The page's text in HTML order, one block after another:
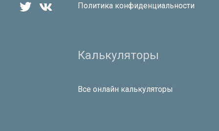
 
Политика конфиденциальности
Калькуляторы
Все онлайн калькуляторы